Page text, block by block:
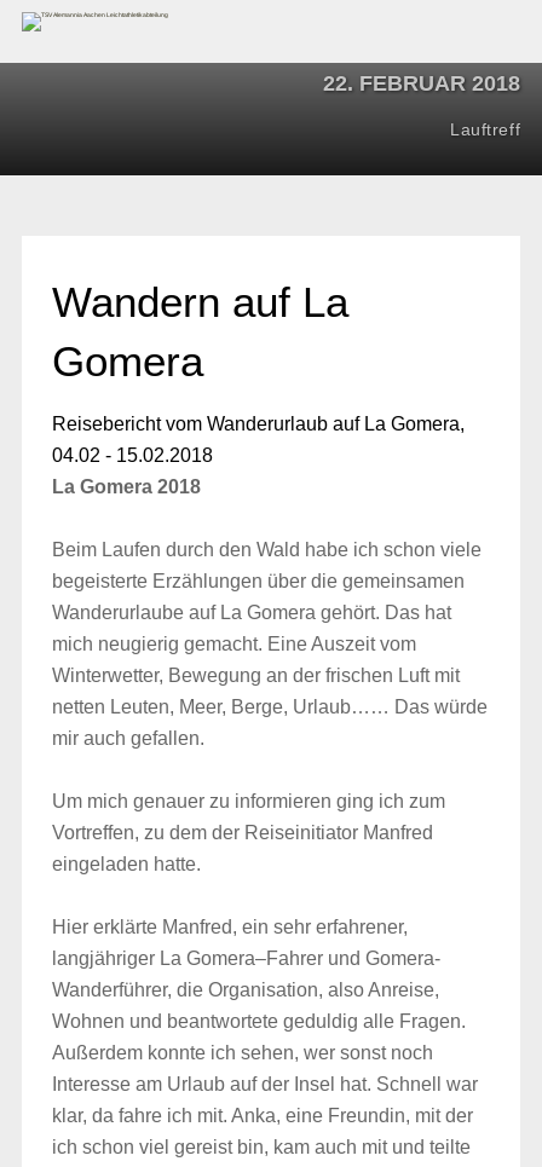
22. FEBRUAR 2018
Lauftreff
Wandern auf La
Gomera
Reisebericht vom Wanderurlaub auf La Gomera,
04.02 - 15.02.2018
La Gomera 2018
Beim Laufen durch den Wald habe ich schon viele
begeisterte Erzählungen über die gemeinsamen
Wanderurlaube auf La Gomera gehört. Das hat
mich neugierig gemacht. Eine Auszeit vom
Winterwetter, Bewegung an der frischen Luft mit
netten Leuten, Meer, Berge, Urlaub…… Das würde
mir auch gefallen.
Um mich genauer zu informieren ging ich zum
Vortreffen, zu dem der Reiseinitiator Manfred
eingeladen hatte.
Hier erklärte Manfred, ein sehr erfahrener,
langjähriger La Gomera–Fahrer und Gomera-
Wanderführer, die Organisation, also Anreise,
Wohnen und beantwortete geduldig alle Fragen.
Außerdem konnte ich sehen, wer sonst noch
Interesse am Urlaub auf der Insel hat. Schnell war
klar, da fahre ich mit. Anka, eine Freundin, mit der
ich schon viel gereist bin, kam auch mit und teilte